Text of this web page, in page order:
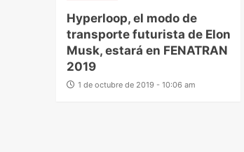
Hyperloop, el modo de
transporte futurista de Elon
Musk, estará en FENATRAN
2019
1 de octubre de 2019 - 10:06 am